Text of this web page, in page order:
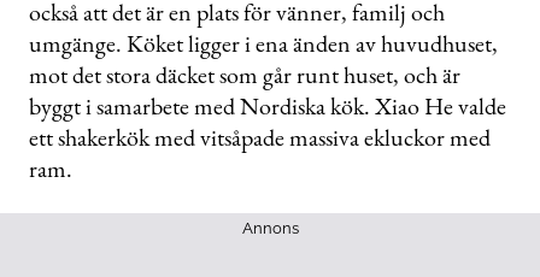
också att det är en plats för vänner, familj och
umgänge. Köket ligger i ena änden av huvudhuset,
mot det stora däcket som går runt huset, och är
byggt i samarbete med Nordiska kök. Xiao He valde
ett shakerkök med vitsåpade massiva ekluckor med
ram.
Annons